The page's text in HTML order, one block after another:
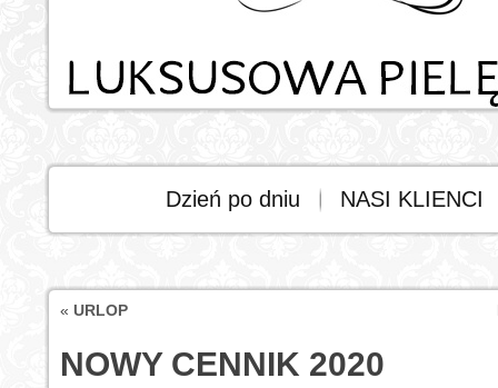
Dzień po dniu NASI KLIENCI
« URLOP
NOWY CENNIK 2020